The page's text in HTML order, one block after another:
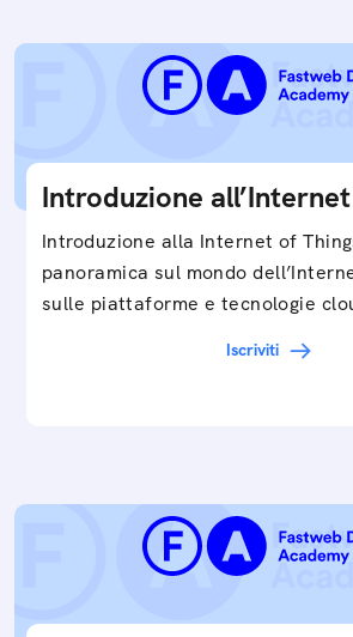
Introduzione
Introduzione alla Internet of
panoramica sul mondo
sulle piattaforme e tecnologie
Iscriviti